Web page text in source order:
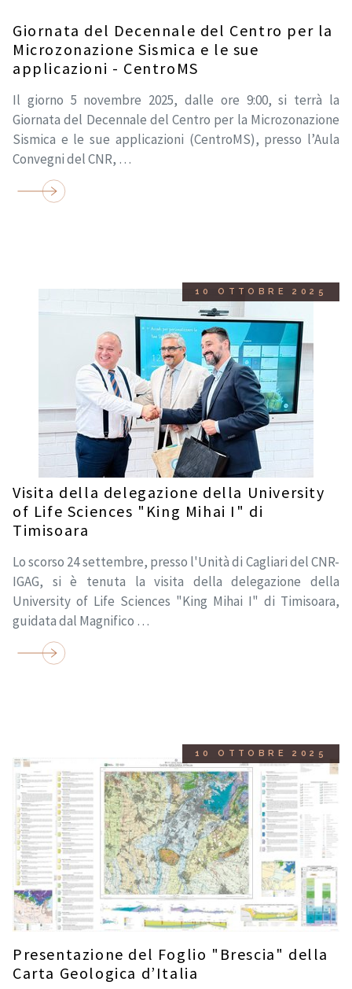
Giornata del Decennale del Centro per la
Microzonazione Sismica e le sue
applicazioni - CentroMS
Il giorno 5 novembre 2025, dalle ore 9:00, si terrà la
Giornata del Decennale del Centro per la Microzonazione
Sismica e le sue applicazioni (CentroMS), presso l’Aula
Convegni del CNR, …
10 OTTOBRE 2025
Visita della delegazione della University
of Life Sciences "King Mihai I" di
Timisoara
Lo scorso 24 settembre, presso l'Unità di Cagliari del CNR-
IGAG, si è tenuta la visita della delegazione della
University of Life Sciences "King Mihai I" di Timisoara,
guidata dal Magnifico …
10 OTTOBRE 2025
Presentazione del Foglio "Brescia" della
Carta Geologica d’Italia